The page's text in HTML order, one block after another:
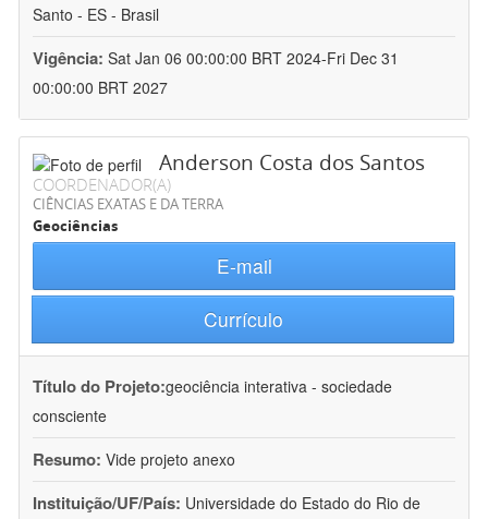
Santo - ES - Brasil
Vigência: Sat Jan 06 00:00:00 BRT 2024-Fri Dec 31
00:00:00 BRT 2027
Anderson Costa dos Santos
COORDENADOR(A)
CIÊNCIAS EXATAS E DA TERRA
Geociências
E-mail
Currículo
Título do Projeto:geociência interativa - sociedade
consciente
Resumo: Vide projeto anexo
Instituição/UF/País: Universidade do Estado do Rio de